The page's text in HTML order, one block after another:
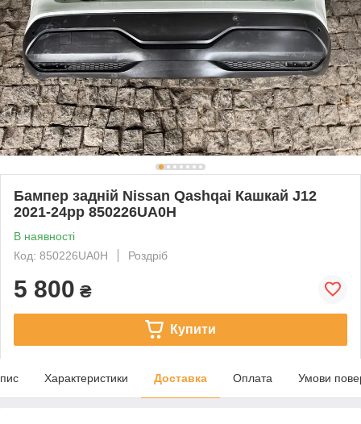
Бампер задній Nissan Qashqai Кашкай J12
2021-24рр 850226UA0H
В наявності
Код: 850226UA0H
Роздріб
5 800 ₴
Купити
Характеристики Доставка Оплата Умови